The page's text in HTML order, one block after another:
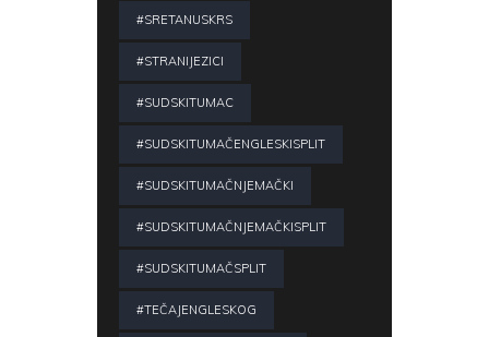
#SRETANUSKRS
#STRANIJEZICI
#SUDSKITUMAC
#SUDSKITUMAČENGLESKISPLIT
#SUDSKITUMAČNJEMAČKI
#SUDSKITUMAČNJEMAČKISPLIT
#SUDSKITUMAČSPLIT
#TEČAJENGLESKOG